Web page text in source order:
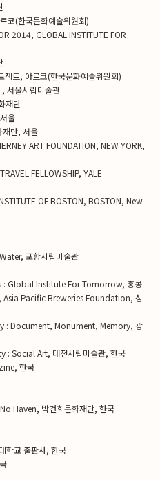
코(한국문화예술위원회)
2014, GLOBAL INSTITUTE FOR
트, 아르코(한국문화예술위원회)
서울시립미술관
재단
울
재단, 서울
ART FOUNDATION, NEW YORK,
FELLOWSHIP, YALE
OF BOSTON, BOSTON, New
포항시립미술관
: Global Institute For Tomorrow, 홍콩
Pacific Breweries Foundation, 싱
: Document, Monument, Memory, 광
Social Art, 대전시립미술관, 한국
한국
Haven, 박건희문화재단, 한국
학교 출판사, 한국